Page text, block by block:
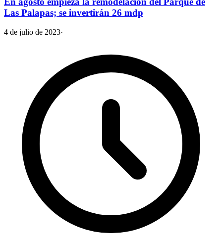
Las Palapas; se invertirán 26 mdp
4 de julio de 2023·